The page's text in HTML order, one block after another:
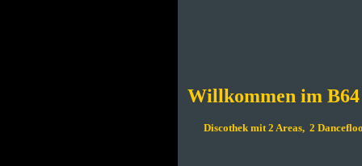
Willkommen im
Discothek mit 2 Areas, 2